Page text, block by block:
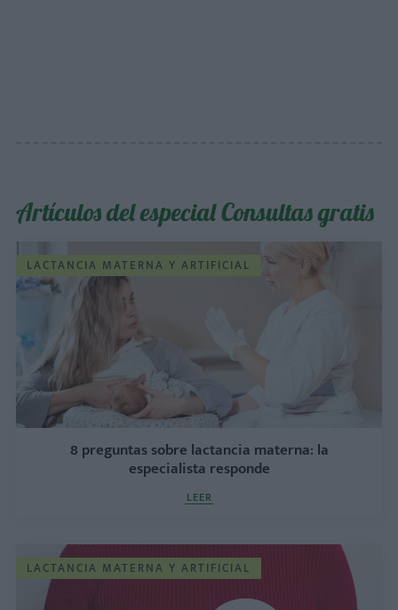
Artículos del especial Consultas gratis
LACTANCIA MATERNA Y ARTIFICIAL
8 preguntas sobre lactancia materna: la
especialista responde
LEER
LACTANCIA MATERNA Y ARTIFICIAL